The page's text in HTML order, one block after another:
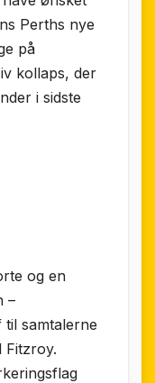
Perths nye
på
kollaps, der
i sidste
og en
–
samtalerne
Fitzroy.